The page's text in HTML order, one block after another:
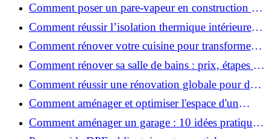
Comment poser un pare-vapeur en construction et
rénovation : rôle et erreurs à éviter?
Comment réussir l’isolation thermique intérieure
pour une maison économe en énergie ?
Comment rénover votre cuisine pour transformer
votre espace de vie ?
Comment rénover sa salle de bains : prix, étapes et
astuces ?
Comment réussir une rénovation globale pour des
économies et un confort durables?
Comment aménager et optimiser l'espace d'un
studio : 10 astuces pratiques ?
Comment aménager un garage : 10 idées pratiques
et efficaces ?